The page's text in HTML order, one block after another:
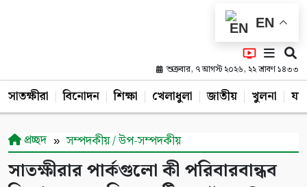
EN
শুক্রবার, ৭ আগস্ট ২০২৬, ২২ শ্রাবণ ১৪৩৩
সাতক্ষীরা বিনোদন শিক্ষা খেলাধুলা জাতীয় খুলনা
প্রচ্ছদ সম্পদকীয় / উপ-সম্পদকীয়
সাতক্ষীরার পার্কগুলো কী পরিবারবান্ধব